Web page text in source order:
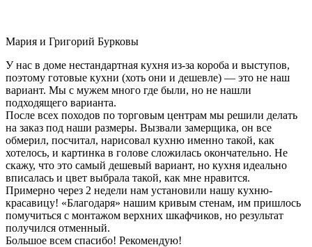
Мария и Григорий Бурковы
У нас в доме нестандартная кухня из-за короба и выступов,
поэтому готовые кухни (хоть они и дешевле) — это не наш
вариант. Мы с мужем много где были, но не нашли
подходящего варианта.
После всех походов по торговым центрам мы решили делать
на заказ под наши размеры. Вызвали замерщика, он все
обмерил, посчитал, нарисовал кухню именно такой, как
хотелось, и картинка в голове сложилась окончательно. Не
скажу, что это самый дешевый вариант, но кухня идеально
вписалась и цвет выбрала такой, как мне нравится.
Примерно через 2 недели нам установили нашу кухню-
красавицу! «Благодаря» нашим кривым стенам, им пришлось
помучиться с монтажом верхних шкафчиков, но результат
получился отменный.
Большое всем спасибо! Рекомендую!